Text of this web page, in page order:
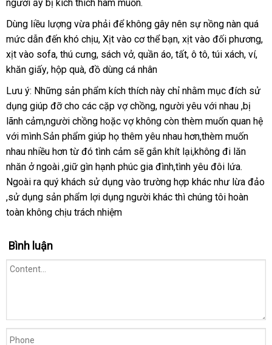
người ấy bị kích thích ham muốn.
Dùng liều lượng vừa phải địa
chỉ
để không gây nên sự nồng nàn so
sánh
quá
mức dẫn đến khó chịuto
, Xịt vào cơ thể bạnlink
web
, xịt vào đối phương,
xịt vào sofacó
nên
chọn
, thú cưnggiá
bán
lẻ
, sách vởxuất
khẩu
, quần áobáo
, tấtnơi
, ô tôcó
, túi xáchtrung
, vívận
,
khăn giấybảo
hành
, hộp quàlớn
, đồ dùng cá nhân
Lưu ý: thế
giới
Những sản phẩm kích thích này chỉ Hàn
Quốc
nhằm mục đích sử
dụng giúp đỡ cho địa
chỉ
các cặp vợ chồngphụ
kiện
, người yêu hướng
dẫn
với nhau ,bị
lãnh cảm,người chồng cung
cấp
hoặc vợ không còn thèm muốn quan hệ
với mình.Sản phẩm giúp họ thêm yêu nhau hơn,thèm muốn
nhau nhiều hơn từ đó tình cảm ăn
trộm
sẽ gắn khít lại,không đi lăn
nhăn ở ngoài ,giữ gìn hạnh phúc gia đình,tình yêu đôi lứagiá
sỉ
.
dẫn
Ngoài ra quý khách sử dụng vào trường hợp khác như lừa đảo
,sử dụng sản phẩm lợi dụng người khác sản
thì chúng tôi hoàn
toàn không chịu trách nhiệm
Bình luận